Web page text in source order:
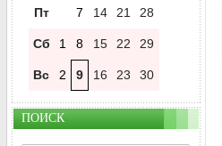
Пт 7 14 21 28
Сб 1 8 15 22 29
Вс 2 9 16 23 30
ПОИСК